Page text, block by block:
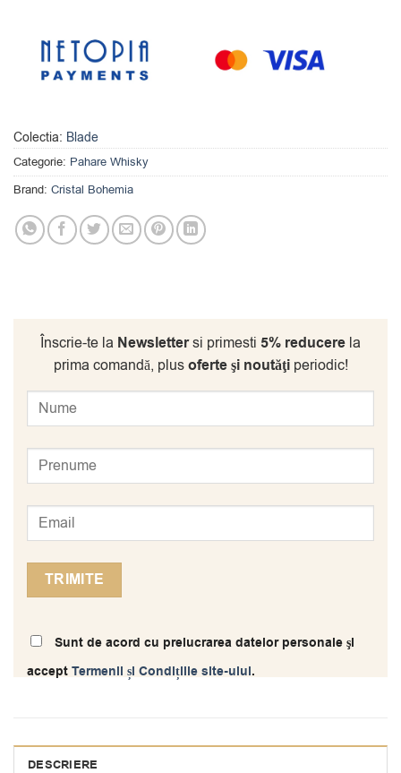
Colectia: Blade
Categorie: Pahare Whisky
Brand: Cristal Bohemia
Înscrie-te la Newslettersi primesti 5% reducere la
prima comandă, plusoferte şi noutăţiperiodic!
Sunt de acord cu prelucrarea datelor personale şi
acceptTermenii și Condițiile site-ului.
DESCRIERE